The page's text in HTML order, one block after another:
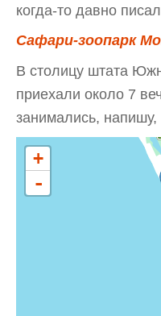
когда-то давно
Сафари-зоопарк
В столицу штата
приехали около 7
занимались, напишу,
+
-